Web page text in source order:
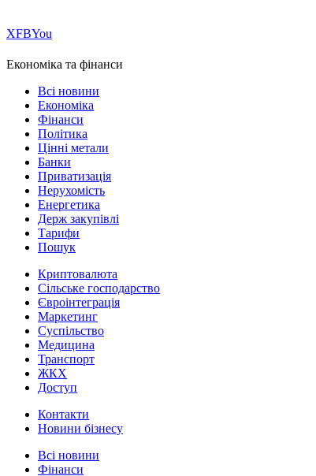
ХFBYou
Економіка та фінанси
Всі новини
Економіка
Фінанси
Політика
Цінні метали
Банки
Приватизація
Нерухомість
Енергетика
Держ закупівлі
Тарифи
Пошук
Криптовалюта
Сільське господарство
Євроінтеграція
Маркетинг
Суспільство
Медицина
Транспорт
ЖКХ
Доступ
Контакти
Новини бізнесу
Всі новини
Фінанси